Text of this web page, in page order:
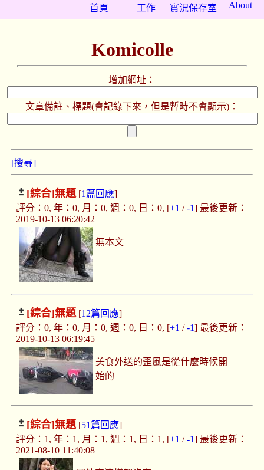
About
實況保存室
工作
首頁
Komicolle
增加網址：
文章備註、標題(會記錄下來，但是暫時不會顯示)：
[搜尋]
[綜合]無題[1篇回應]
評分：0, 年：0, 月：0, 週：0, 日：0, [+1 /-1] 最後更新：
2019-10-13 06:20:42
無本文
[綜合]無題[12篇回應]
評分：0, 年：0, 月：0, 週：0, 日：0, [+1 /-1] 最後更新：
2019-10-13 06:19:45
美食外送的歪風是從什麼時候開
始的
[綜合]無題[51篇回應]
評分：1, 年：1, 月：1, 週：1, 日：1, [+1 /-1] 最後更新：
2021-08-10 11:40:08